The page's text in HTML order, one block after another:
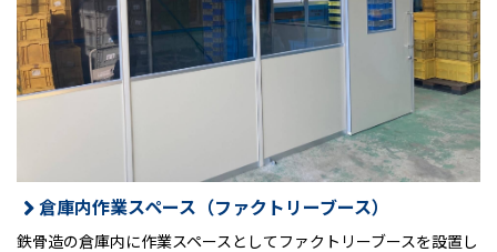
倉庫内作業スペース（ファクトリーブース）
鉄骨造の倉庫内に作業スペースとしてファクトリーブースを設置し